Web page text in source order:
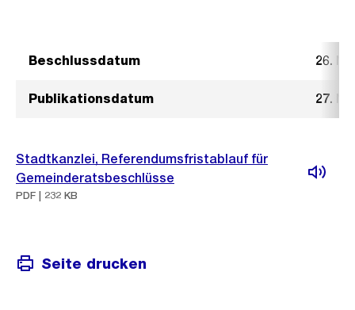
Beschlussdatum 26.
Publikationsdatum 27.
Stadtkanzlei, Referendumsfristablauf für
Gemeinderatsbeschlüsse
PDF | 232 KB
Seite drucken